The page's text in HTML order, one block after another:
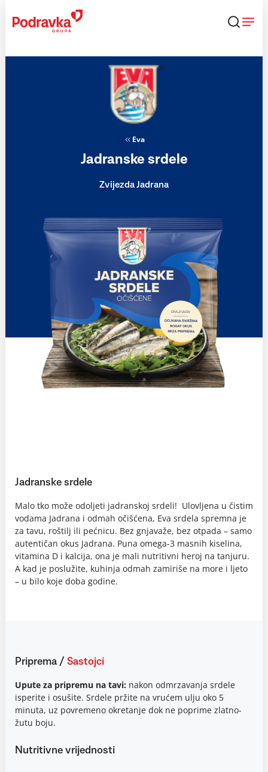
content
Eva
Jadranske srdele
Zvijezda Jadrana
Jadranske srdele
Malo tko može odoljeti jadranskoj srdeli! Ulovljena u čistim
vodama Jadrana i odmah očišćena, Eva srdela spremna je
za tavu, roštilj ili pećnicu. Bez gnjavaže, bez otpada – samo
autentičan okus Jadrana. Puna omega-3 masnih kiselina,
vitamina D i kalcija, ona je mali nutritivni heroj na tanjuru.
A kad je poslužite, kuhinja odmah zamiriše na more i ljeto
– u bilo koje doba godine.
Priprema / Sastojci
Upute za pripremu na tavi: nakon odmrzavanja srdele
isperite i osušite. Srdele pržite na vrućem ulju oko 5
minuta, uz povremeno okretanje dok ne poprime zlatno-
žutu boju.
Nutritivne vrijednosti